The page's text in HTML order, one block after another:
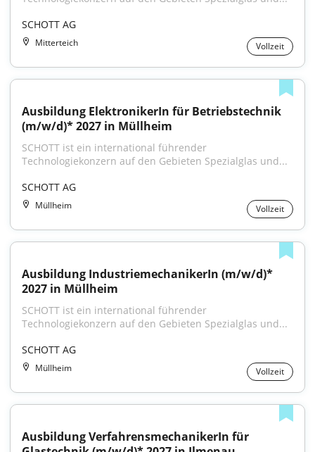
SCHOTT AG
Mitterteich Vollzeit
Ausbildung ElektronikerIn für Betriebstechnik
(m/w/d)* 2027 in Müllheim
SCHOTT ist ein international führender
Technologiekonzern auf den Gebieten Spezialglas und...
SCHOTT AG
Müllheim Vollzeit
Ausbildung IndustriemechanikerIn (m/w/d)*
2027 in Müllheim
SCHOTT ist ein international führender
Technologiekonzern auf den Gebieten Spezialglas und...
SCHOTT AG
Müllheim Vollzeit
Ausbildung VerfahrensmechanikerIn für